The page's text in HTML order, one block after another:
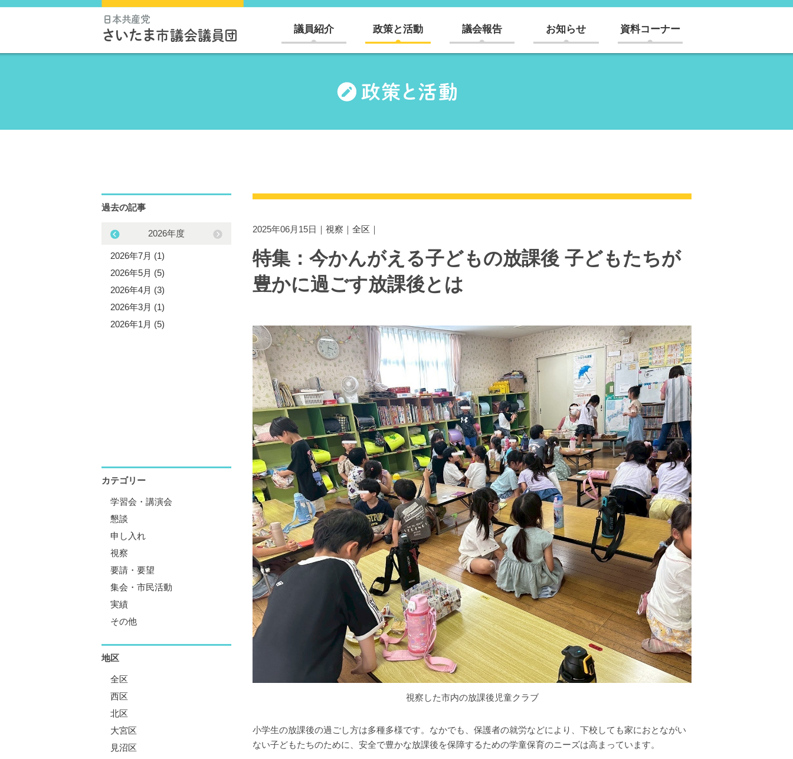
議員紹介 政策と活動 議会報告 お知らせ 資料コーナー
2025年06月15日｜ 視察 ｜ 全区 ｜
特集：今かんがえる子どもの放課後 子どもたちが
豊かに過ごす放課後とは
視察した市内の放課後児童クラブ
小学生の放課後の過ごし方は多種多様です。なかでも、保護者の就労などにより、下校しても家におとながい
ない子どもたちのために、安全で豊かな放課後を保障するための学童保育のニーズは高まっています。
過去の記事
2026年度
2026年7月 (1)
2026年5月 (5)
2026年4月 (3)
2026年3月 (1)
2026年1月 (5)
カテゴリー
学習会・講演会
懇談
申し入れ
視察
要請・要望
集会・市民活動
実績
その他
地区
全区
西区
北区
大宮区
見沼区